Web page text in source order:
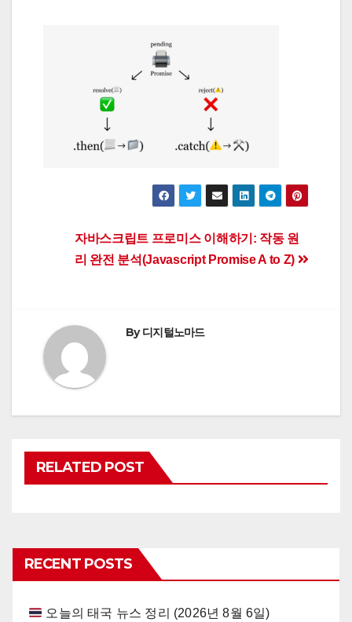
Post
navigation
자바스크립트 프로미스 이해하기: 작동 원
리 완전 분석(Javascript Promise A to Z)
By디지털노마드
RELATED POST
RECENT POSTS
오늘의 태국 뉴스 정리 (2026년 8월 6일)